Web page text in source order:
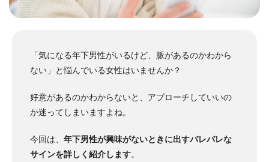
「気になる年下男性がいるけど、脈があるのかわから
ない」と悩んでいる女性はいませんか？
好意があるのかわからないと、アプローチしていいの
か迷ってしまいますよね。
今回は、 年下男性が興味がないときに出すバレバレな
サインを詳しく紹介します。